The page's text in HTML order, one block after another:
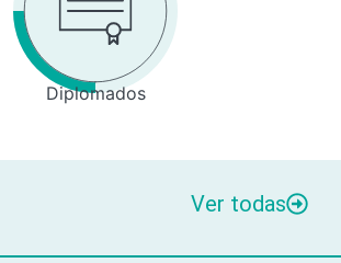
Diplomados
Ver todas